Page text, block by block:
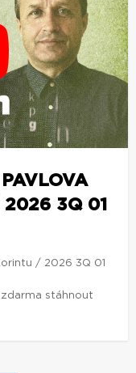
3Q 01
/ 2026 3Q 01
stáhnout